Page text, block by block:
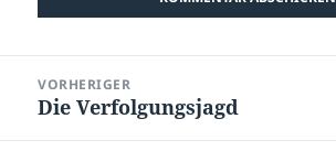
VORHERIGER
Vorheriger
Die Verfolgungsjagd